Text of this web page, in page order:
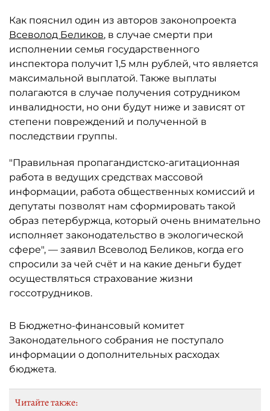
Как пояснил один из авторов законопроекта
Всеволод Беликов, в случае смерти при
исполнении семья государственного
инспектора получит 1,5 млн рублей, что является
максимальной выплатой. Также выплаты
полагаются в случае получения сотрудником
инвалидности, но они будут ниже и зависят от
степени повреждений и полученной в
последствии группы.
"Правильная пропагандистско-агитационная
работа в ведущих средствах массовой
информации, работа общественных комиссий и
депутаты позволят нам сформировать такой
образ петербуржца, который очень внимательно
исполняет законодательство в экологической
сфере", — заявил Всеволод Беликов, когда его
спросили за чей счёт и на какие деньги будет
осуществляться страхование жизни
госсотрудников.
В Бюджетно-финансовый комитет
Законодательного собрания не поступало
информации о дополнительных расходах
бюджета.
Читайте также: